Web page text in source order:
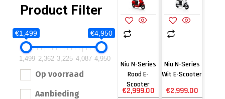
Product Filter
€1,499 €4,950
1,499 2,362 3,225 4,087 4,950
Op voorraad
Aanbieding
Niu N-Series
Rood E-
Scooter
€2,999.00
Niu N-Series
Wit E-Scooter
€2,999.00